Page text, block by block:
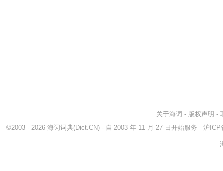
关于海词 - 版权声明 -
©2003 - 2026 海词词典(Dict.CN) - 自 2003 年 11 月 27 日开始服务 沪ICP